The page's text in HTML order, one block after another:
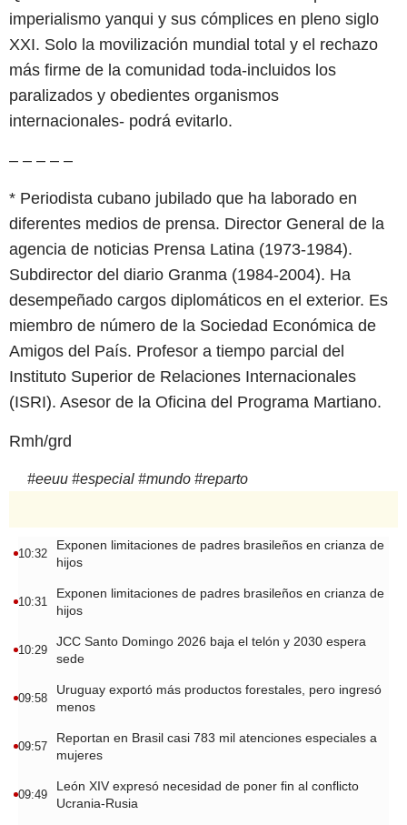
imperialismo yanqui y sus cómplices en pleno siglo
XXI. Solo la movilización mundial total y el rechazo
más firme de la comunidad toda-incluidos los
paralizados y obedientes organismos
internacionales- podrá evitarlo.
– – – – –
* Periodista cubano jubilado que ha laborado en
diferentes medios de prensa. Director General de la
agencia de noticias Prensa Latina (1973-1984).
Subdirector del diario Granma (1984-2004). Ha
desempeñado cargos diplomáticos en el exterior. Es
miembro de número de la Sociedad Económica de
Amigos del País. Profesor a tiempo parcial del
Instituto Superior de Relaciones Internacionales
(ISRI). Asesor de la Oficina del Programa Martiano.
Rmh/grd
#eeuu #especial #mundo #reparto
10:32
Exponen limitaciones de padres brasileños en crianza de
hijos
10:31
Exponen limitaciones de padres brasileños en crianza de
hijos
10:29
JCC Santo Domingo 2026 baja el telón y 2030 espera
sede
09:58
Uruguay exportó más productos forestales, pero ingresó
menos
09:57
Reportan en Brasil casi 783 mil atenciones especiales a
mujeres
09:49
León XIV expresó necesidad de poner fin al conflicto
Ucrania-Rusia